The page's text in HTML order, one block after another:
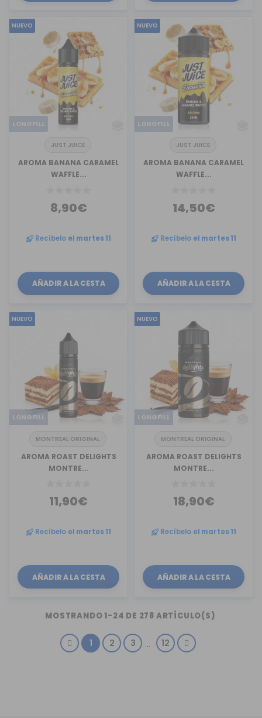
NUEVO
LONGFILL
JUST JUICE
AROMA BANANA CARAMEL
WAFFLE...
8,90€
Recíbelo el martes 11
AÑADIR A LA CESTA
NUEVO
LONGFILL
JUST JUICE
AROMA BANANA CARAMEL
WAFFLE...
14,50€
Recíbelo el martes 11
AÑADIR A LA CESTA
NUEVO
LONGFILL
MONTREAL ORIGINAL
AROMA ROAST DELIGHTS
MONTRE...
11,90€
Recíbelo el martes 11
AÑADIR A LA CESTA
NUEVO
LONGFILL
MONTREAL ORIGINAL
AROMA ROAST DELIGHTS
MONTRE...
18,90€
Recíbelo el martes 11
AÑADIR A LA CESTA
MOSTRANDO 1-24 DE 278 ARTÍCULO(S)
1 2 3 … 12